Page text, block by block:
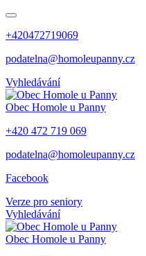
+420472719069
podatelna@homoleupanny.cz
Vyhledávání
Obec Homole u Panny
+420 472 719 069
podatelna@homoleupanny.cz
Facebook
Verze pro seniory
Vyhledávání
Obec Homole u Panny